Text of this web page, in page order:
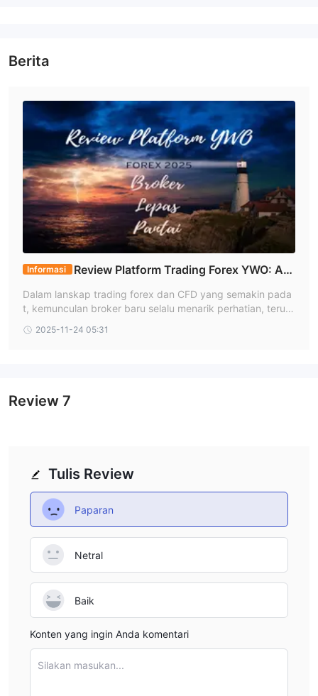
Berita
Informasi
Review Platform Trading Forex YWO: An
alisis Mendalam Broker Offshore untuk Trader Ind
onesia 2025
Dalam lanskap trading forex dan CFD yang semakin pada
t, kemunculan broker baru selalu menarik perhatian, teruta
trading optimal. Salah satu nama yang relatif baru di kanc
n, sebagai editor media finansial yang berfokus pada anali
sis berbasis data, tugas kami adalah membedah lebih dari
2025-11-24 05:31
Tulis Review
Paparan
Netral
Baik
Konten yang ingin Anda komentari
Silakan masukan...
Review 7